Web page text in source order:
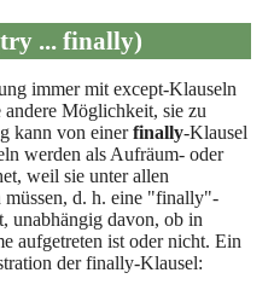
... finally)
immer mit except-Klauseln
andere Möglichkeit, sie zu
kann von einerfinally-Klausel
werden als Aufräum- oder
weil sie unter allen
müssen, d. h. eine "finally"-
unabhängig davon, ob in
aufgetreten ist oder nicht. Ein
der finally-Klausel: